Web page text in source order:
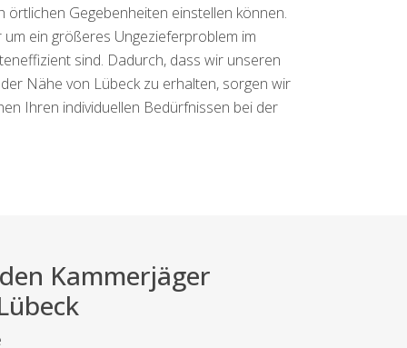
örtlichen Gegebenheiten einstellen können.
ein größeres Ungezieferproblem im
sind. Dadurch, dass wir unseren
Nähe von Lübeck zu erhalten, sorgen wir
Ihren individuellen Bedürfnissen bei der
Kammerjäger